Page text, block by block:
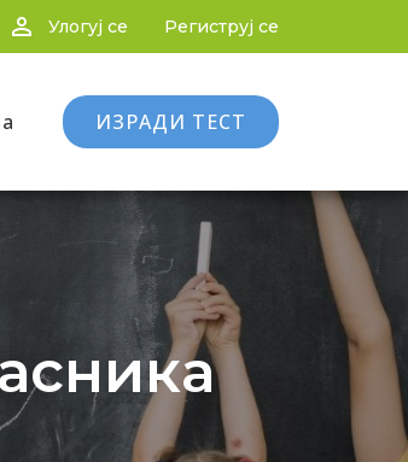
person_outline Улогуј се Региструј се
ИЗРАДИ ТЕСТ